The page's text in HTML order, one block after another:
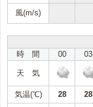
風(m/s)
時 間
00 03
天 気
気温(℃) 28 28